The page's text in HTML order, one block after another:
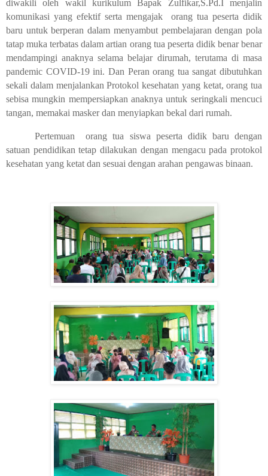
diwakili oleh wakil kurikulum Bapak Zulfikar,S.Pd.I menjalin
komunikasi yang efektif serta mengajak
orang tua peserta didik
baru untuk berperan dalam menyambut pembelajaran dengan pola
tatap muka terbatas dalam artian orang tua peserta didik benar benar
mendampingi anaknya selama belajar dirumah, terutama di masa
pandemic COVID-19 ini. Dan Peran orang tua sangat dibutuhkan
sekali dalam menjalankan Protokol kesehatan yang ketat, orang tua
sebisa mungkin mempersiapkan anaknya untuk seringkali mencuci
tangan, memakai masker dan menyiapkan bekal dari rumah.
Pertemuan
orang tua siswa peserta didik baru dengan
satuan pendidikan tetap dilakukan dengan mengacu pada protokol
kesehatan yang ketat dan sesuai dengan arahan pengawas binaan.